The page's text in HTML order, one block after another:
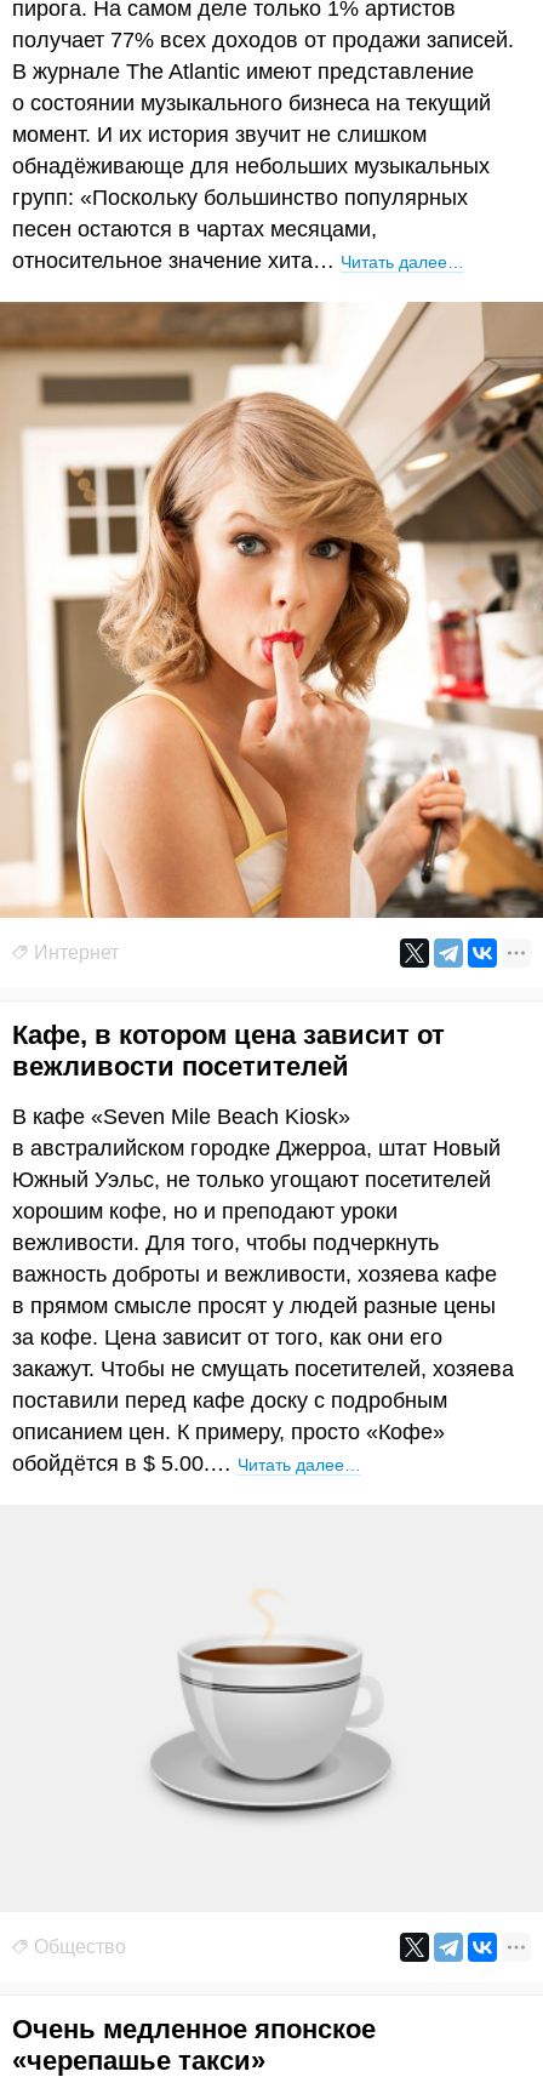
пирога. На самом деле только 1% артистов
получает 77% всех доходов от продажи записей.
В журнале The Atlantic имеют представление
о состоянии музыкального бизнеса на текущий
момент. И их история звучит не слишком
обнадёживающе для небольших музыкальных
групп: «Поскольку большинство популярных
песен остаются в чартах месяцами,
относительное значение хита… Читать далее…
Интернет
Кафе, в котором цена зависит от
вежливости посетителей
В кафе «Seven Mile Beach Kiosk»
в австралийском городке Джерроа, штат Новый
Южный Уэльс, не только угощают посетителей
хорошим кофе, но и преподают уроки
вежливости. Для того, чтобы подчеркнуть
важность доброты и вежливости, хозяева кафе
в прямом смысле просят у людей разные цены
за кофе. Цена зависит от того, как они его
закажут. Чтобы не смущать посетителей, хозяева
поставили перед кафе доску с подробным
описанием цен. К примеру, просто «Кофе»
обойдётся в $ 5.00.… Читать далее…
Общество
Очень медленное японское
«черепашье такси»